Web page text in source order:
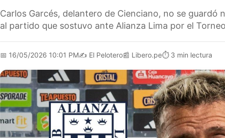
Carlos Garcés, delantero de Cienciano, no se guardó
al partido que sostuvo ante Alianza Lima por el
📅 16/05/2026 10:01 PM✍️ El Pelotero📰 Libero.pe⏱️ 3 min lectura